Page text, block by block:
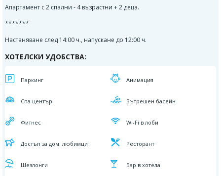
Апартамент с 2 спални - 4 възрастни + 2 деца.
*******
Настаняване след 14:00 ч., напускане до 12:00 ч.
ХОТЕЛСКИ УДОБСТВА:
Паркинг Aнимация
Спа център Вътрешен басейн
Фитнес Wi-Fi в лоби
Достъп за дом. любимци Ресторант
Шезлонги Бар в хотела